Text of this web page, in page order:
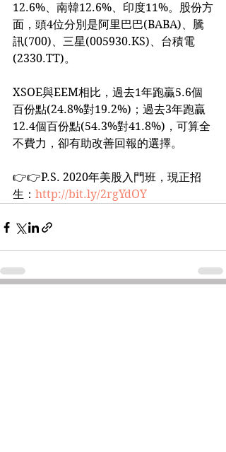
12.6%、南韓12.6%、印度11%。股份方
面，頭4位分別是阿里巴巴(BABA)、騰
訊(700)、三星(005930.KS)、台積電
(2330.TT)。
XSOE與EEM相比，過去1年跑贏5.6個
百份點(24.8%對19.2%)；過去3年跑贏
12.4個百份點(54.3%對41.8%)，可算全
不費力，卻有助改善回報的選擇。
👉👉P.S. 2020年美股入門班，現正招
生： http://bit.ly/2rgYdOY